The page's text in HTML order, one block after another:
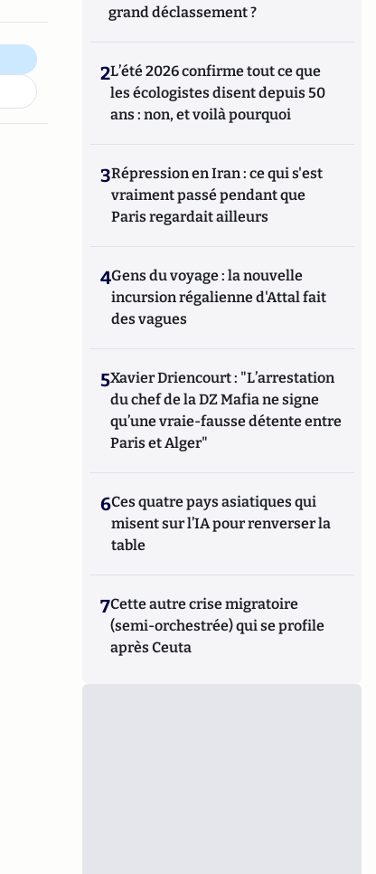
grand déclassement ?
2L’été 2026 confirme tout ce que
les écologistes disent depuis 50
ans : non, et voilà pourquoi
3Répression en Iran : ce qui s'est
vraiment passé pendant que
Paris regardait ailleurs
4Gens du voyage : la nouvelle
incursion régalienne d'Attal fait
des vagues
5Xavier Driencourt : "L’arrestation
du chef de la DZ Mafia ne signe
qu’une vraie-fausse détente entre
Paris et Alger"
6Ces quatre pays asiatiques qui
misent sur l’IA pour renverser la
table
7Cette autre crise migratoire
(semi-orchestrée) qui se profile
après Ceuta